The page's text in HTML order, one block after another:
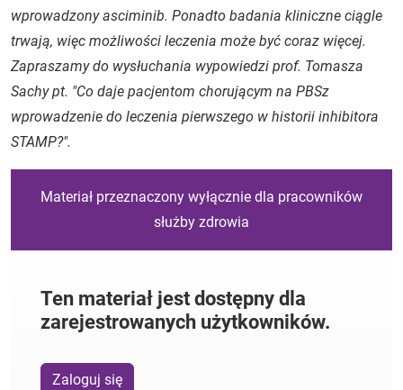
wprowadzony asciminib. Ponadto badania kliniczne ciągle
trwają, więc możliwości leczenia może być coraz więcej.
Zapraszamy do wysłuchania wypowiedzi prof. Tomasza
Sachy pt. "Co daje pacjentom chorującym na PBSz
wprowadzenie do leczenia pierwszego w historii inhibitora
STAMP?".
Materiał przeznaczony wyłącznie dla pracowników
służby zdrowia
Ten materiał jest dostępny dla
zarejestrowanych użytkowników.
Zaloguj się